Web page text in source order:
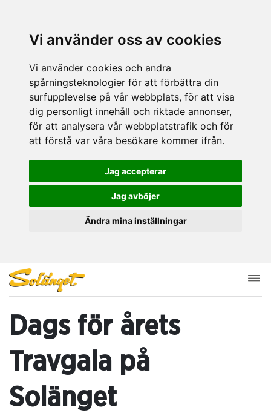
Vi använder oss av cookies
Vi använder cookies och andra
spårningsteknologier för att förbättra din
surfupplevelse på vår webbplats, för att visa
dig personligt innehåll och riktade annonser,
för att analysera vår webbplatstrafik och för
att förstå var våra besökare kommer ifrån.
Jag accepterar
Jag avböjer
Ändra mina inställningar
Dags för årets
Travgala på
Solänget